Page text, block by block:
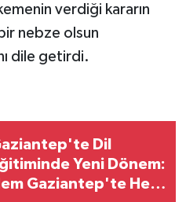
verdiği kararın
nebze olsun
dile getirdi.
Dil
Yeni Dönem:
Gaziantep'te Hem